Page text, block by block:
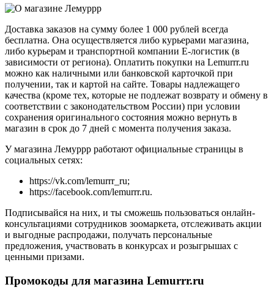
Доставка заказов на сумму более 1 000 рублей всегда
бесплатна. Она осуществляется либо курьерами магазина,
либо курьерам и транспортной компании Е-логистик (в
зависимости от региона). Оплатить покупки на Lemurrr.ru
можно как наличными или банковской карточкой при
получении, так и картой на сайте. Товары надлежащего
качества (кроме тех, которые не подлежат возврату и обмену в
соответствии с законодательством России) при условии
сохранения оригинального состояния можно вернуть в
магазин в срок до 7 дней с момента получения заказа.
У магазина Лемуррр работают официальные страницы в
социальных сетях:
https://vk.com/lemurrr_ru;
https://facebook.com/lemurrr.ru.
Подписывайся на них, и ты сможешь пользоваться онлайн-
консультациями сотрудников зоомаркета, отслеживать акции
и выгодные распродажи, получать персональные
предложения, участвовать в конкурсах и розыгрышах с
ценными призами.
Промокоды для магазина Lemurrr.ru